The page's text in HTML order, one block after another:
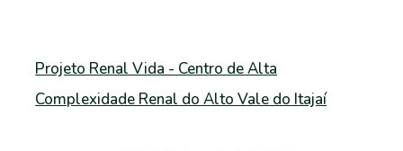
Projeto Renal Vida - Centro de Alta
Complexidade Renal do Alto Vale do Itajaí